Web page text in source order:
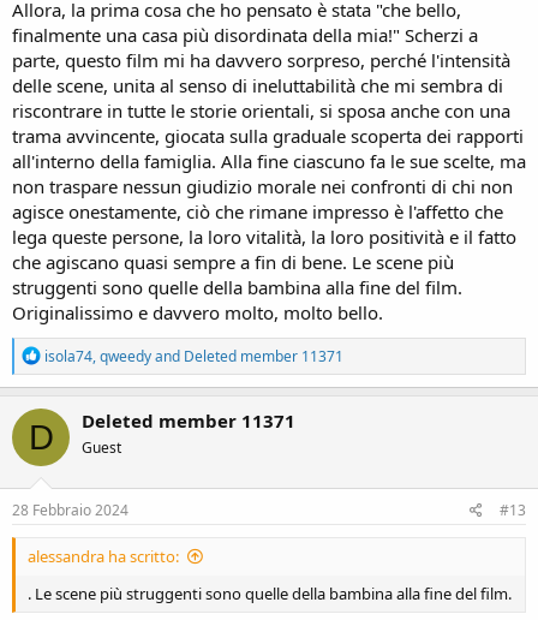
Allora, la prima cosa che ho pensato è stata "che bello,
finalmente una casa più disordinata della mia!" Scherzi a
parte, questo film mi ha davvero sorpreso, perché l'intensità
delle scene, unita al senso di ineluttabilità che mi sembra di
riscontrare in tutte le storie orientali, si sposa anche con una
trama avvincente, giocata sulla graduale scoperta dei rapporti
all'interno della famiglia. Alla fine ciascuno fa le sue scelte, ma
non traspare nessun giudizio morale nei confronti di chi non
agisce onestamente, ciò che rimane impresso è l'affetto che
lega queste persone, la loro vitalità, la loro positività e il fatto
che agiscano quasi sempre a fin di bene. Le scene più
struggenti sono quelle della bambina alla fine del film.
Originalissimo e davvero molto, molto bello.
R
e
a
c
t
i
o
n
s
isola74,qweedyand Deleted member 11371
D Deleted member 11371
Guest
28 Febbraio 2024 #13
alessandra ha scritto:
. Le scene più struggenti sono quelle della bambina alla fine del film.